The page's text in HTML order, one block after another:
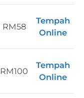
RM58
Tempah
Online
RM100
Tempah
Online